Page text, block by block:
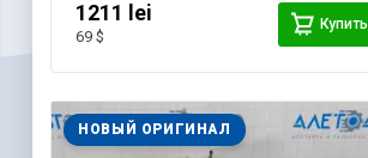
1211 lei
69 $
Купить
НОВЫЙ ОРИГИНАЛ